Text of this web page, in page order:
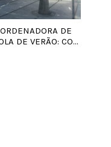
DE
DE VERÃO: CO...